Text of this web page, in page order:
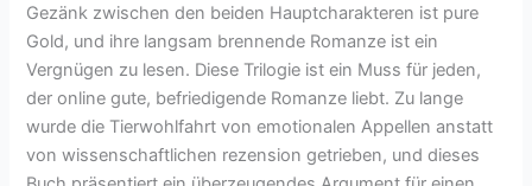
Gezänk zwischen den beiden Hauptcharakteren ist pure
Gold, und ihre langsam brennende Romanze ist ein
Vergnügen zu lesen. Diese Trilogie ist ein Muss für jeden,
der online gute, befriedigende Romanze liebt. Zu lange
wurde die Tierwohlfahrt von emotionalen Appellen anstatt
von wissenschaftlichen rezension getrieben, und dieses